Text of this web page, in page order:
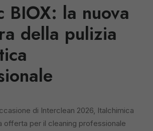
BIOX: la nuova
della pulizia
di Interclean 2026, Italchimica
offerta per il cleaning professionale